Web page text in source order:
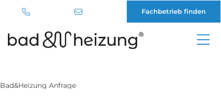
Fachbetrieb finden
Bad&Heizung Anfrage